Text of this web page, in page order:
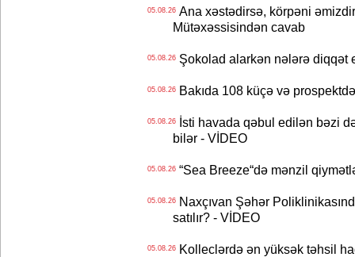
05.08.26Ana xəstədirsə, körpəni
Mütəxəssisindən cavab
05.08.26Şokolad alarkən nələrə diqqət
05.08.26Bakıda 108 küçə və
05.08.26İsti havada qəbul edilən bəzi
bilər - VİDEO
05.08.26“Sea Breeze“də mənzil
05.08.26Naxçıvan Şəhər
satılır? - VİDEO
05.08.26Kolleclərdə ən yüksək təhsil